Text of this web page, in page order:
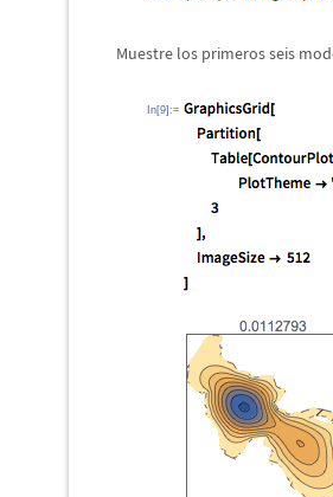
Muestre los primeros seis
In[9]:=